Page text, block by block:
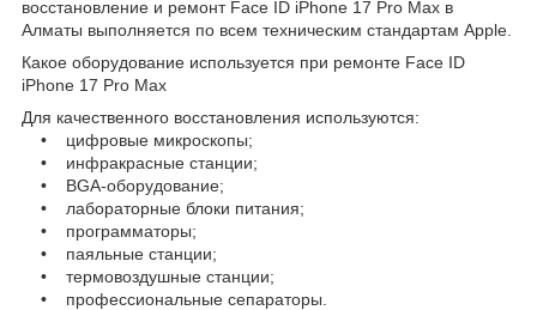
восстановление и ремонт Face ID iPhone 17 Pro Max в
Алматы выполняется по всем техническим стандартам Apple.
Какое оборудование используется при ремонте Face ID
iPhone 17 Pro Max
Для качественного восстановления используются:
• цифровые микроскопы;
• инфракрасные станции;
• BGA-оборудование;
• лабораторные блоки питания;
• программаторы;
• паяльные станции;
• термовоздушные станции;
• профессиональные сепараторы.